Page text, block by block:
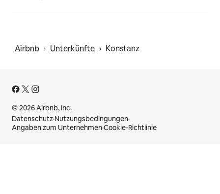
Airbnb › Unterkünfte › Konstanz
© 2026 Airbnb, Inc.
Datenschutz·Nutzungsbedingungen·
Angaben zum Unternehmen·Cookie-Richtlinie